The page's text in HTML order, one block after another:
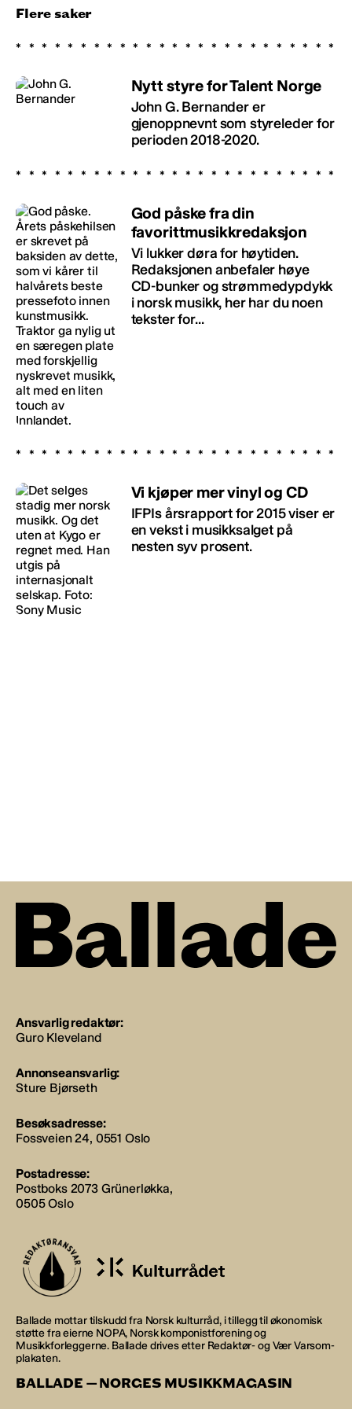
Flere saker
Nytt styre for Talent Norge
John G. Bernander er
gjenoppnevnt som styreleder for
perioden 2018-2020.
God påske fra din
favorittmusikkredaksjon
Vi lukker døra for høytiden.
Redaksjonen anbefaler høye
CD-bunker og strømmedypdykk
i norsk musikk, her har du noen
tekster for...
Vi kjøper mer vinyl og CD
IFPIs årsrapport for 2015 viser er
en vekst i musikksalget på
nesten syv prosent.
Ansvarlig redaktør:
Guro Kleveland
Annonseansvarlig:
Sture Bjørseth
Besøksadresse:
Fossveien 24, 0551 Oslo
Postadresse:
Postboks 2073 Grünerløkka,
0505 Oslo
Ballade mottar tilskudd fra Norsk kulturråd, i tillegg til økonomisk
støtte fra eierne NOPA, Norsk komponistforening og
Musikkforleggerne. Ballade drives etter Redaktør- og Vær Varsom-
plakaten.
BALLADE — NORGES MUSIKKMAGASIN